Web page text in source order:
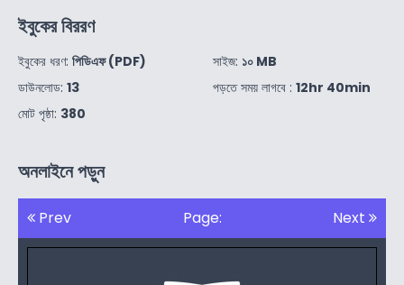
ইবুকের বিররণ
ইবুকের ধরণ: পিডিএফ (PDF)
ডাউনলোড: 13
মোট পৃষ্ঠা: 380
সাইজ: ১০ MB
পড়তে সময় লাগবে : 12hr 40min
অনলাইনে পড়ুন
Prev Page: Next